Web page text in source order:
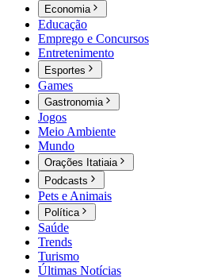
Economia
Educação
Emprego e Concursos
Entretenimento
Esportes
Games
Gastronomia
Jogos
Meio Ambiente
Mundo
Orações Itatiaia
Podcasts
Pets e Animais
Política
Saúde
Trends
Turismo
Últimas Notícias